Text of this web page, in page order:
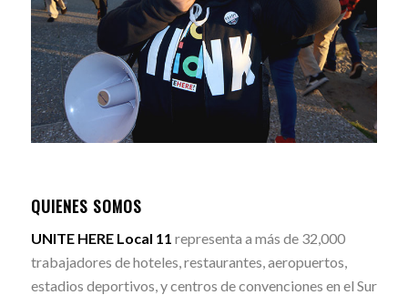
QUIENES SOMOS
UNITE HERE Local 11 representa a más de 32,000
trabajadores de hoteles, restaurantes, aeropuertos,
estadios deportivos, y centros de convenciones en el Sur